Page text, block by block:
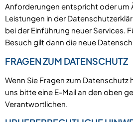
Anforderungen entspricht oder um
Leistungen in der
bei der Einführung neuer Services.
Besuch gilt dann die neue
FRAGEN ZUM DATENSCHUTZ
Wenn Sie Fragen zum Datenschutz
uns bitte eine E-Mail an den oben
Verantwortlichen.